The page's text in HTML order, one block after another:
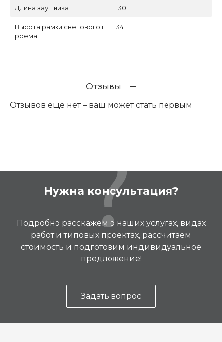
Длина заушника 130
Высота рамки светового п
роема
34
Отзывы
Отзывов ещё нет – ваш может стать первым
Нужна консультация?
Подробно расскажем о наших услугах, видах
работ и типовых проектах, рассчитаем
стоимость и подготовим индивидуальное
предложение!
Задать вопрос